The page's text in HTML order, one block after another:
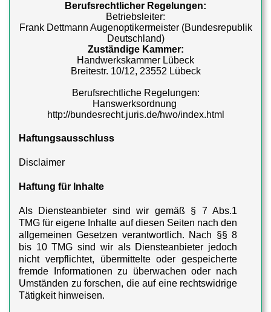
Berufsrechtlicher Regelungen:
Betriebsleiter:
Frank Dettmann Augenoptikermeister (Bundesrepublik
Deutschland)
Zuständige Kammer:
Handwerkskammer Lübeck
Breitestr. 10/12, 23552 Lübeck
Berufsrechtliche Regelungen:
Hanswerksordnung
http://bundesrecht.juris.de/hwo/index.html
Haftungsausschluss
Disclaimer
Haftung für Inhalte
Als Diensteanbieter sind wir gemäß § 7 Abs.1
TMG für eigene Inhalte auf diesen Seiten nach den
allgemeinen Gesetzen verantwortlich. Nach §§ 8
bis 10 TMG sind wir als Diensteanbieter jedoch
nicht verpflichtet, übermittelte oder gespeicherte
fremde Informationen zu überwachen oder nach
Umständen zu forschen, die auf eine rechtswidrige
Tätigkeit hinweisen.